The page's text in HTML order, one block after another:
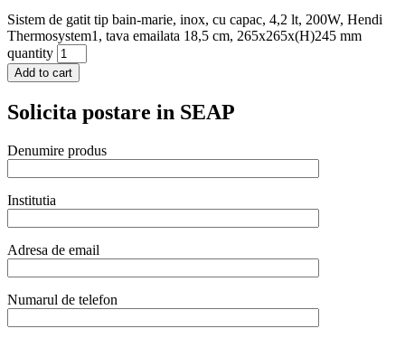
Sistem de gatit tip bain-marie, inox, cu capac, 4,2 lt, 200W, Hendi
Thermosystem1, tava emailata 18,5 cm, 265x265x(H)245 mm
quantity
Add to cart
Solicita postare in SEAP
Denumire produs
Institutia
Adresa de email
Numarul de telefon